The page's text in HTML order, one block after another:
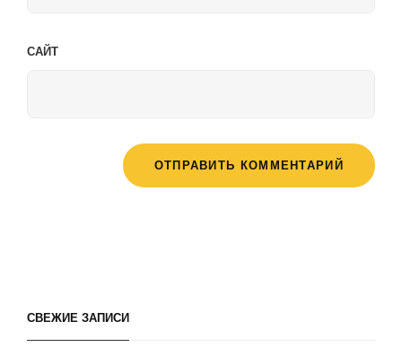
САЙТ
СВЕЖИЕ ЗАПИСИ